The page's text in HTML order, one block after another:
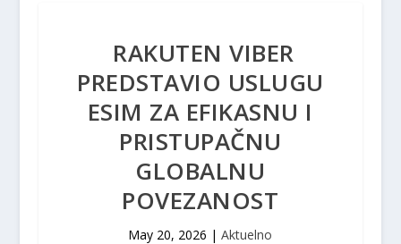
RAKUTEN VIBER
PREDSTAVIO USLUGU
ESIM ZA EFIKASNU I
PRISTUPAČNU
GLOBALNU
POVEZANOST
May 20, 2026 |Aktuelno